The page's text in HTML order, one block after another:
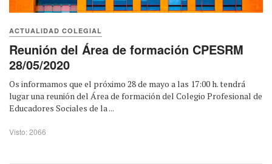
ACTUALIDAD COLEGIAL
Reunión del Área de formación CPESRM
28/05/2020
Os informamos que el próximo 28 de mayo a las 17:00 h. tendrá
lugar una reunión del Área de formación del Colegio Profesional de
Educadores Sociales de la ...
Visto: 2066